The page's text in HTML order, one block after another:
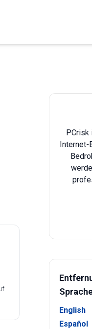
PCrisk
Internet-
English
Español